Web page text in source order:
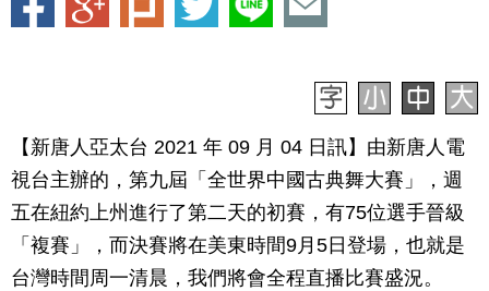
【新唐人亞太台 2021 年 09 月 04 日訊】由新唐人電
視台主辦的，第九屆「全世界中國古典舞大賽」，週
五在紐約上州進行了第二天的初賽，有75位選手晉級
「複賽」，而決賽將在美東時間9月5日登場，也就是
台灣時間周一清晨，我們將會全程直播比賽盛況。